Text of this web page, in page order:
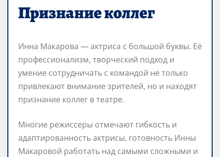
Признание коллег
Инна Макарова — актриса с большой буквы. Её
профессионализм, творческий подход и
умение сотрудничать с командой не только
привлекают внимание зрителей, но и находят
признание коллег в театре.
Многие режиссеры отмечают гибкость и
адаптированность актрисы, готовность Инны
Макаровой работать над самыми сложными и